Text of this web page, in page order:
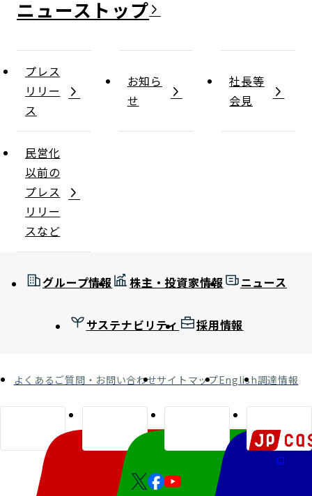
ニュース
プレス
リリー
ス
お知ら
せ
社長等
会見
民営化
以前の
プレス
リリー
スなど
グループ情報 株主・投資家情報 ニュース
サステナビリティ 採用情報
よくあるご質問・お問い合わせサイトマップEnglish調達情報